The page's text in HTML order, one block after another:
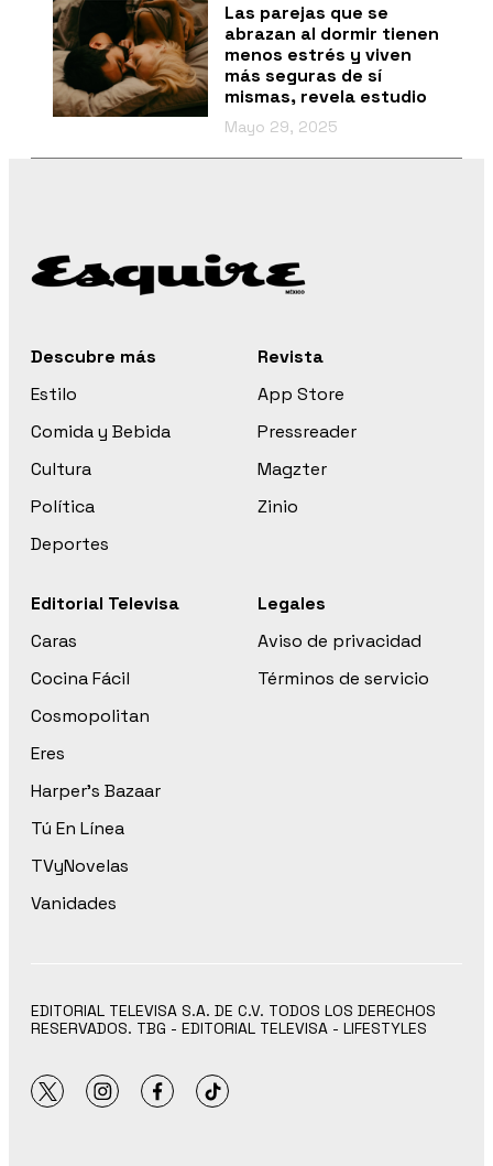
Las parejas que se
abrazan al dormir tienen
menos estrés y viven
más seguras de sí
mismas, revela estudio
Mayo 29, 2025
Descubre más
Estilo
Comida y Bebida
Cultura
Política
Deportes
Revista
App Store
Pressreader
Magzter
Zinio
Editorial Televisa
Caras
Cocina Fácil
Cosmopolitan
Eres
Harper’s Bazaar
Tú En Línea
TVyNovelas
Vanidades
Legales
Aviso de privacidad
Términos de servicio
EDITORIAL TELEVISA S.A. DE C.V. TODOS LOS DERECHOS
RESERVADOS. TBG - EDITORIAL TELEVISA - LIFESTYLES
twitterinstagram
facebooktiktok